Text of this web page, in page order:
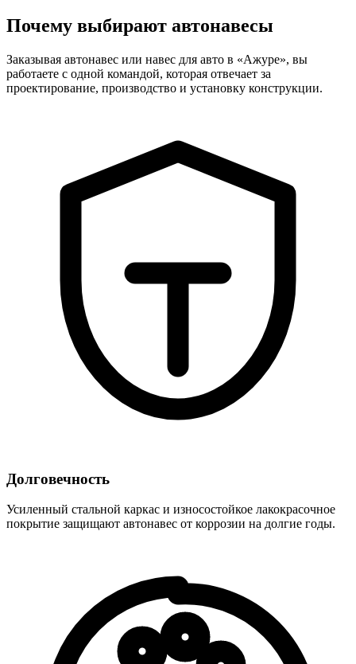
Почему выбирают автонавесы
Заказывая автонавес или навес для авто в «Ажуре», вы
работаете с одной командой, которая отвечает за
проектирование, производство и установку конструкции.
Долговечность
Усиленный стальной каркас и износостойкое лакокрасочное
покрытие защищают автонавес от коррозии на долгие годы.